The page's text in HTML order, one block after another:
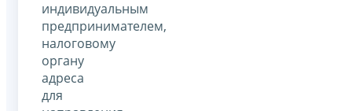
индивидуальным
предпринимателем,
налоговому
органу
адреса
для